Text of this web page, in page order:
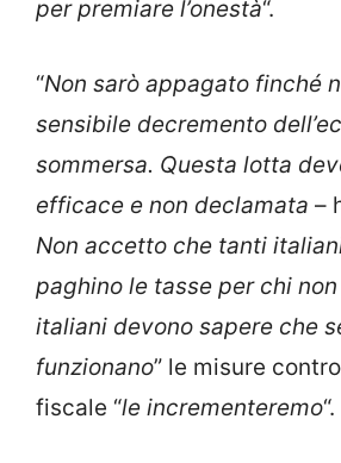
per premiare l’onestà“.
“Non sarò appagato finché
sensibile decremento
sommersa. Questa lotta
efficace e non declamata –
Non accetto che tanti
paghino le tasse per chi
italiani devono sapere che
funzionano” le misure
fiscale “le incrementeremo“.